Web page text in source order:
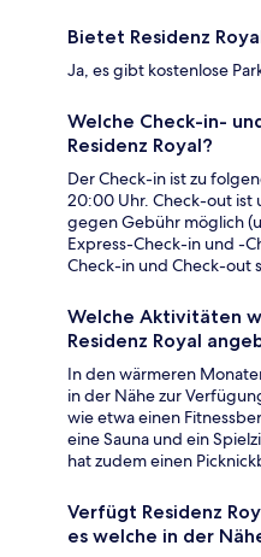
Bietet Residenz
Ja, es gibt kostenlose
Welche Check-in-
Residenz Royal?
Der Check-in ist zu
20:00 Uhr. Check-out ist
gegen Gebühr möglich
Express-Check-in und -
Check-in und Check-out
Welche Aktivitäten
Residenz Royal
In den wärmeren
in der Nähe zur
wie etwa einen
eine Sauna und ein
hat zudem einen
Verfügt Residenz
es welche in der